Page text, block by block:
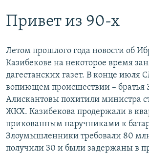
Привет из 90-х
Летом прошлого года новости об
Казибекове на некоторое время
дагестанских газет. В конце июля
вопиющем происшествии – братья
Алискантовы похитили министра
ЖКХ. Казибекова продержали в
прикованным наручниками к
Злоумышленники требовали 80
получили 30 и были задержаны в